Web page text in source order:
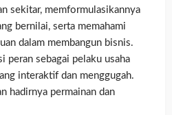
sekitar, memformulasikannya
bernilai, serta memahami
dalam membangun bisnis.
peran sebagai pelaku usaha
interaktif dan menggugah.
hadirnya permainan dan